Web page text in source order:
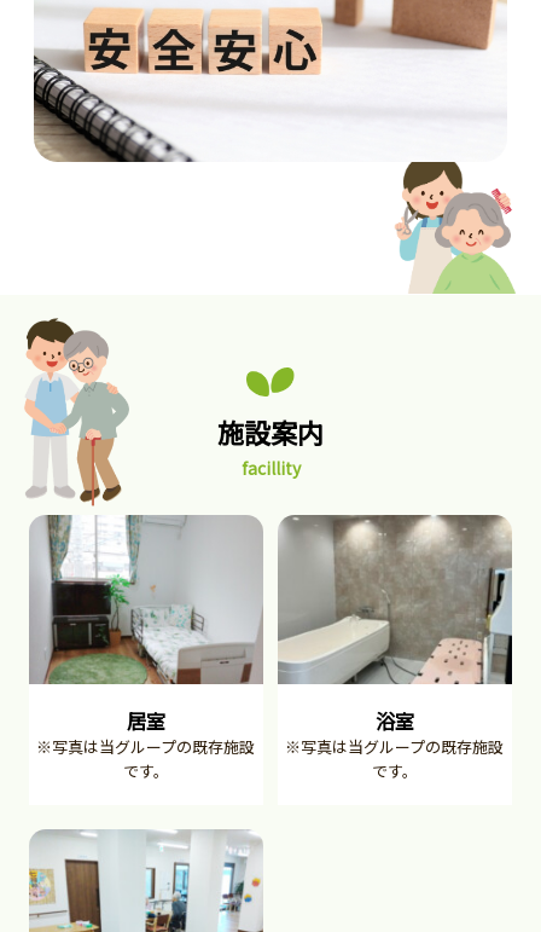
施設案内
facillity
居室
※写真は当グループの既存施設
です。
浴室
※写真は当グループの既存施設
です。